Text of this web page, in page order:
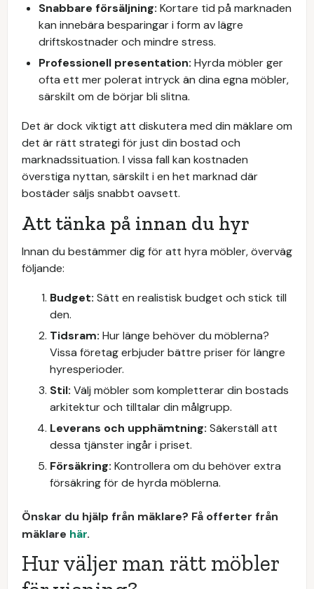
Snabbare försäljning: Kortare tid på marknaden
kan innebära besparingar i form av lägre
driftskostnader och mindre stress.
Professionell presentation: Hyrda möbler ger
ofta ett mer polerat intryck än dina egna möbler,
särskilt om de börjar bli slitna.
Det är dock viktigt att diskutera med din mäklare om
det är rätt strategi för just din bostad och
marknadssituation. I vissa fall kan kostnaden
överstiga nyttan, särskilt i en het marknad där
bostäder säljs snabbt oavsett.
Att tänka på innan du hyr
Innan du bestämmer dig för att hyra möbler, överväg
följande:
Budget: Sätt en realistisk budget och stick till
den.
Tidsram: Hur länge behöver du möblerna?
Vissa företag erbjuder bättre priser för längre
hyresperioder.
Stil: Välj möbler som kompletterar din bostads
arkitektur och tilltalar din målgrupp.
Leverans och upphämtning: Säkerställ att
dessa tjänster ingår i priset.
Försäkring: Kontrollera om du behöver extra
försäkring för de hyrda möblerna.
Önskar du hjälp från mäklare? Få offerter från
mäklare här.
Hur väljer man rätt möbler